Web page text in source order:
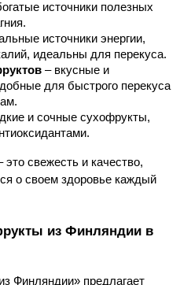
источники полезных
источники энергии,
идеальны для перекуса.
– вкусные и
для быстрого перекуса
и сочные сухофрукты,
свежесть и качество,
о своем здоровье каждый
из Финляндии в
Финляндии» предлагает